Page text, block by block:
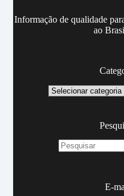
Informação de qualidade
ao
Categoria
E-